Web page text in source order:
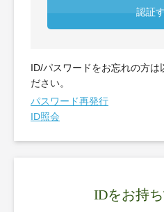
認証
ID/パスワードをお忘れの方は
ださい。
パスワード再発行
ID照会
IDをお持